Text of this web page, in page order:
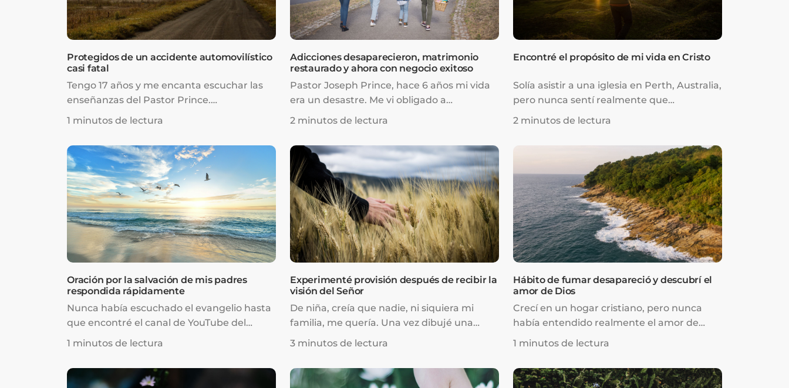
Protegidos de un accidente automovilístico
casi fatal
Tengo 17 años y me encanta escuchar las
enseñanzas del Pastor Prince.
Constantemente me muestran el amor de
1 minutos de lectura
Adicciones desaparecieron, matrimonio
restaurado y ahora con negocio exitoso
Pastor Joseph Prince, hace 6 años mi vida
era un desastre. Me vi obligado a
divorciarme de mi esposa y a romper con
más bajo de mi vida. Tenía muchas deudas
y era adicto a la pornografía y al cigarrillo.
Estaba completamente solo, sin mi familia
ni amigos. Hubo muchos días en los que no
tenía nada para comer por la noche porque
no tenía dinero.
2 minutos de lectura
Encontré el propósito de mi vida en Cristo
Solía asistir a una iglesia en Perth, Australia,
pero nunca sentí realmente que
pertenecía allí. Al crecer, siempre tuve un
sufrí, la ausencia de mis padres mientras
estaba en internado y también por sus
expectativas de que sobresaliera en mis
estudios.
2 minutos de lectura
Oración por la salvación de mis padres
respondida rápidamente
Nunca había escuchado el evangelio hasta
que encontré el canal de YouTube del
Pastor Prince. Su predicación hizo que me
gracia y cuánto me ama el Señor Jesús, al
punto de morir por mí en la cruz. Con el
1 minutos de lectura
Experimenté provisión después de recibir la
visión del Señor
De niña, creía que nadie, ni siquiera mi
familia, me quería. Una vez dibujé una
imagen de mí siendo atacada por
mirándome con decepción mientras yo
luchaba bajo el peso de los ataques. Creía
3 minutos de lectura
Hábito de fumar desapareció y descubrí el
amor de Dios
Crecí en un hogar cristiano, pero nunca
había entendido realmente el amor de
Dios.
1 minutos de lectura